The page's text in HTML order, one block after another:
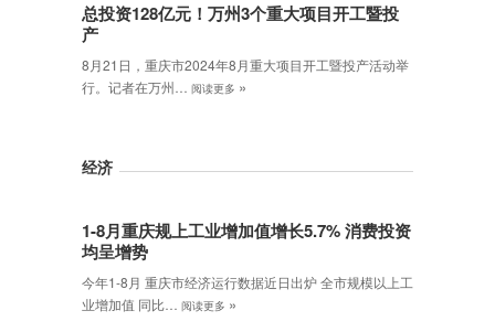
总投资128亿元！万州3个重大项目开工暨投
产
8月21日，重庆市2024年8月重大项目开工暨投产活动举
行。记者在万州…
阅读更多 »
经济
1-8月重庆规上工业增加值增长5.7% 消费投资
均呈增势
今年1-8月 重庆市经济运行数据近日出炉 全市规模以上工
业增加值 同比…
阅读更多 »